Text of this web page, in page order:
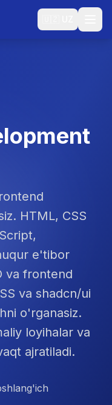
HTML, CSS
e'tibor
va frontend
va shadcn/ui
o'rganasiz.
loyihalar va
ajratiladi.